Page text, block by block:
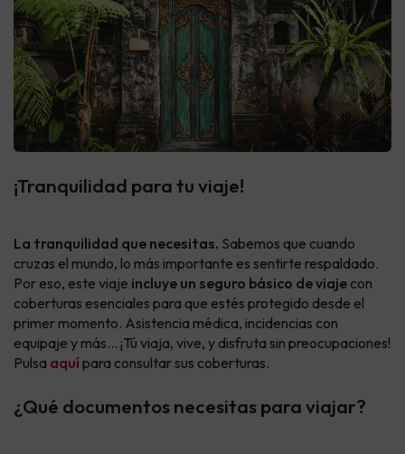
¡Tranquilidad para tu viaje!
La tranquilidad que necesitas. Sabemos que cuando
cruzas el mundo, lo más importante es sentirte respaldado.
Por eso, este viaje incluye un seguro básico de viaje con
coberturas esenciales para que estés protegido desde el
primer momento. Asistencia médica, incidencias con
equipaje y más… ¡Tú viaja, vive, y disfruta sin preocupaciones!
Pulsa aquípara consultar sus coberturas.
¿Qué documentos necesitas para viajar?